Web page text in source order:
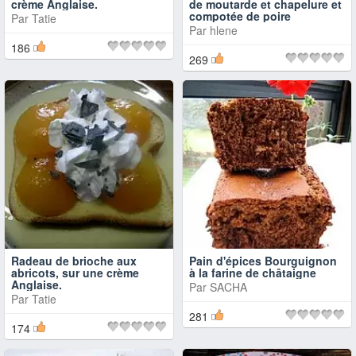
crème Anglaise.
Par Tatie
186
de moutarde et chapelure et
compotée de poire
Par hlene
269
Radeau de brioche aux
abricots, sur une crème
Anglaise.
Par Tatie
174
Pain d'épices Bourguignon
à la farine de châtaigne
Par SACHA
281